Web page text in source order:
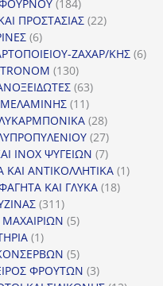
προϊόντα
ΦΟΥΡΝΟΥ 184184
προϊόντα
ΠΡΟΣΤΑΣΙΑΣ 2222
66
προϊόνταΖΑΧΑΡ/ΚΗΣ 66
130130
προϊόντα
6363
1111
προϊόντα
2828
προϊόντα
2727
προϊόντα
INOX ΨΥΓΕΙΩΝ 77
προϊόντα
ΚΑΙ ΑΝΤΙΚΟΛΛΗΤΙΚΑ 11
ΚΑΙ ΓΛΥΚΑ 1818
311311
προϊόντα
55
11
προϊόν
55
προϊόντα
ΦΡΟΥΤΩΝ 33